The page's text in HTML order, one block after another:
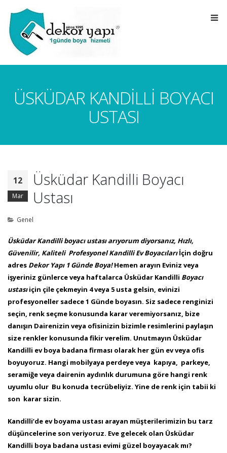
ÜSKÜDAR KANDILLI BOYACI
USTASI
12
Mar
Üsküdar Kandilli Boyacı
Ustası
Genel
Üsküdar Kandilli boyacı ustası arıyorum diyorsanız, Hızlı,
Güvenilir, Kaliteli Profesyonel Kandilli EvBoyacılarıİçin doğru
adres Dekor Yapı 1 Günde Boya!Hemen arayın Eviniz veya
işyeriniz günlerce veya haftalarca Üsküdar Kandilli Boyacı
ustasıiçin çile çekmeyin 4 veya 5 usta gelsin, evinizi
profesyoneller sadece 1 Günde boyasın. Siz sadece renginizi
seçin, renk seçme konusunda kararveremiyorsanız, bize
danışın Dairenizin veya ofisinizin bizimle resimlerini paylaşın
size renkler konusunda fikir verelim. Unutmayın Üsküdar
Kandilli ev boya badana firması olarak her gün ev veya ofis
boyuyoruz. Hangi mobilyaya perdeye veya kapıya, parkeye,
seramiğe veya dairenin aydınlık durumuna göre hangi renk
uyumlu olur Bu konuda tecrübeliyiz. Yine de renk için tabii ki
son karar sizin.
Kandilli’de ev boyama ustası arayan müşterilerimizin bu tarz
düşüncelerine son veriyoruz. Eve gelecek olan Üsküdar
Kandilli boya badana ustası evimi güzel boyayacak mı?